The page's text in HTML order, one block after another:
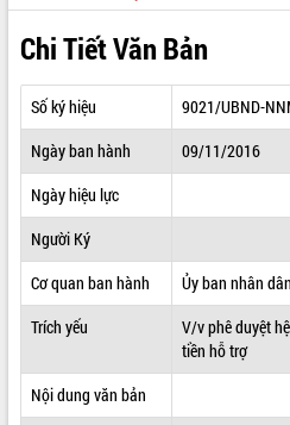
LÃNH ĐẠO UBND TỈNH
TIN TỨC SỰ KIỆN
SỞ, BAN, NGÀNH
THÔNG TIN CHỈ ĐẠO ĐIỀU HÀNH
HỆ THỐNG VĂN BẢN
VĂN BẢN HĐND TỈNH
ĐIỂM TIN VĂN BẢN
Chi Tiết Văn Bản
Số ký hiệu
9021/UBND-
Ngày ban hành
09/11/2016
Ngày hiệu lực
Người Ký
Cơ quan ban hành
Ủy ban nhân
Trích yếu
V/v phê duyệt
tiền hỗ trợ
Nội dung văn bản